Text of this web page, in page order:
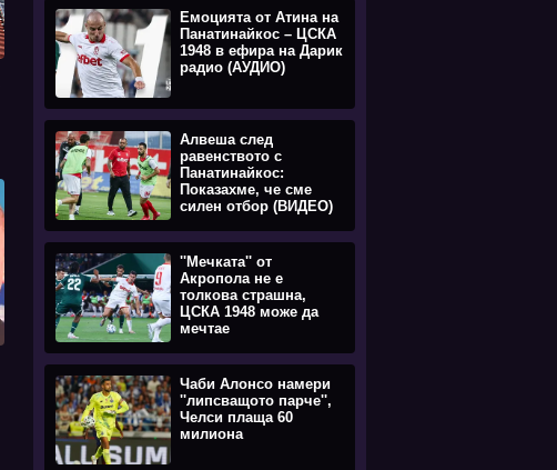
Емоцията oт Атина на
Панатинайкос – ЦСКА
1948 в ефира на Дарик
радио (АУДИО)
Алвеша след
равенството с
Панатинайкос:
Показахме, че сме
силен отбор (ВИДЕО)
''Мечката'' от
Акропола не е
толкова страшна,
ЦСКА 1948 може да
мечтае
Чаби Алонсо намери
''липсващото парче'',
Челси плаща 60
милиона